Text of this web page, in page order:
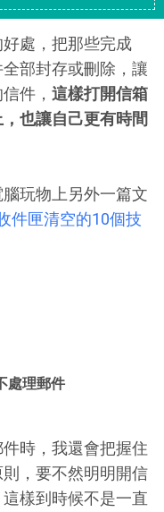
處，把那些完成
部封存或刪除，讓
件， 這樣打開信箱
也讓自己更有時間
玩物上另外一篇文
件匣清空的10個技
處理郵件
時，我還會把握住
則，要不然明明開信
樣到時候不是一直